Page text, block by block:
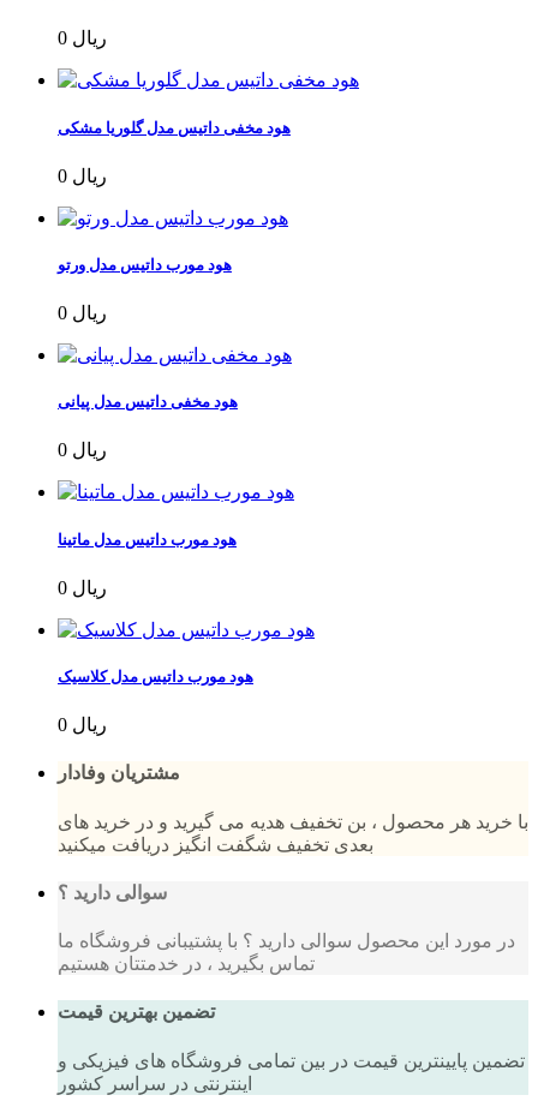
0 ریال
هود مخفی داتیس مدل گلوریا مشکی
0 ریال
هود مورب داتیس مدل ورتو
0 ریال
هود مخفی داتیس مدل پیانی
0 ریال
هود مورب داتیس مدل ماتینا
0 ریال
هود مورب داتیس مدل کلاسیک
0 ریال
مشتریان وفادار
با خرید هر محصول ، بن تخفیف هدیه می گیرید و در خرید های
بعدی تخفیف شگفت انگیز دریافت میکنید
سوالی دارید ؟
در مورد این محصول سوالی دارید ؟ با پشتیبانی فروشگاه ما
تماس بگیرید ، در خدمتتان هستیم
تضمین بهترین قیمت
تضمین پایینترین قیمت در بین تمامی فروشگاه های فیزیکی و
اینترنتی در سراسر کشور